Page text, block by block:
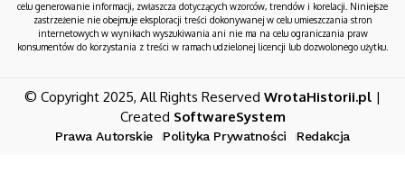
celu generowanie informacji, zwłaszcza dotyczących wzorców, trendów i korelacji. Niniejsze
zastrzeżenie nie obejmuje eksploracji treści dokonywanej w celu umieszczania stron
internetowych w wynikach wyszukiwania ani nie ma na celu ograniczania praw
konsumentów do korzystania z treści w ramach udzielonej licencji lub dozwolonego użytku.
© Copyright 2025, All Rights Reserved WrotaHistorii.pl |
Created SoftwareSystem
Prawa Autorskie Polityka Prywatności Redakcja